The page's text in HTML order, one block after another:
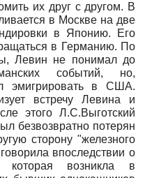
их друг с другом. В
в Москве на две
в Японию. Его
в Германию. По
Левин не понимал до
событий, но,
эмигрировать в США.
встречу Левина и
этого Л.С.Выготский
безвозвратно потерян
сторону "железного
впоследствии о
которая возникла в